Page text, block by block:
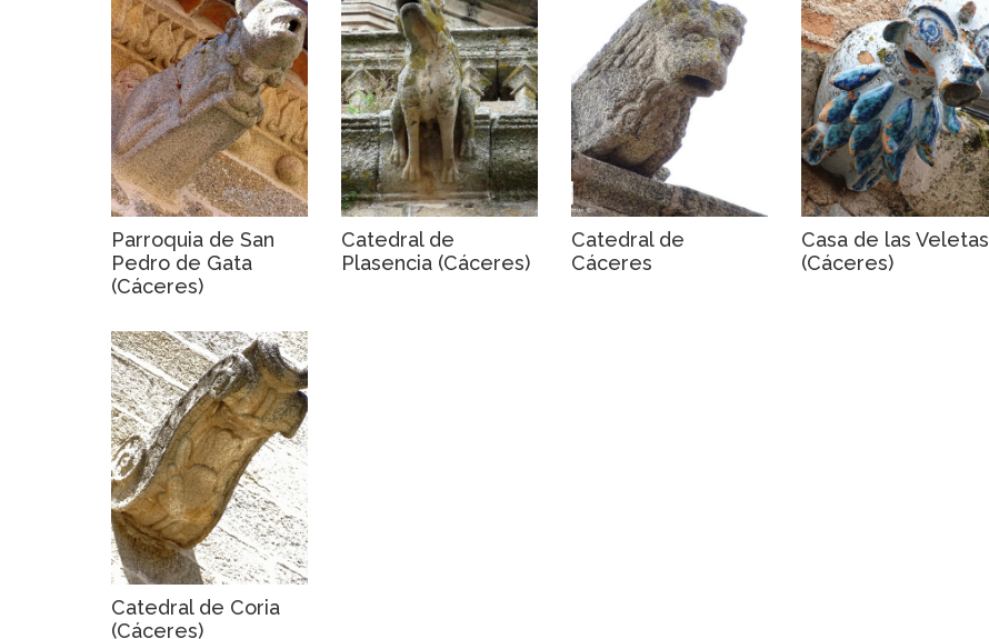
Parroquia de San
Pedro de Gata
(Cáceres)
Catedral de
Plasencia (Cáceres)
Catedral de
Cáceres
Casa de las Veletas
(Cáceres)
Catedral de Coria
(Cáceres)